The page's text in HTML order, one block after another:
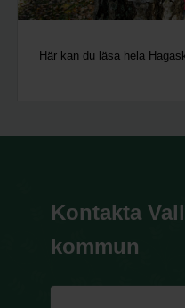
Här kan du läsa hela
Kontakta
kommun